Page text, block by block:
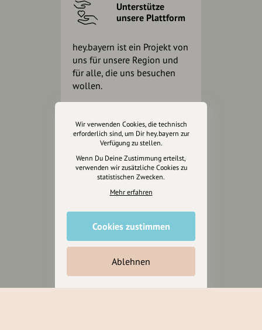
Unterstütze
unsere Plattform
hey.bayern ist ein Projekt von
uns für unsere Region und
für alle, die uns besuchen
wollen.
Inhalte vorschlagen
Jetzt unterstützen
Wir können leider keine
Wir verwenden Cookies, die technisch
erforderlich sind, um Dir hey.bayern zur
Verfügung zu stellen.
Wenn Du Deine Zustimmung erteilst,
verwenden wir zusätzliche Cookies zu
statistischen Zwecken.
Mehr erfahren
Cookies zustimmen
Ablehnen